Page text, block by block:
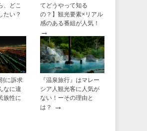
、どこ
たい？
てどうやって知る
の？】観光要素×リアル
感のある番組が人気！
→
に訴求
なに違
族性に
『温泉旅行』はマレー
シア人観光客に人気が
ない！ーその理由と
は？ →